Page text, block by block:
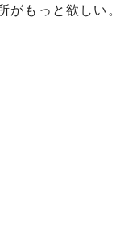
がもっと欲しい。